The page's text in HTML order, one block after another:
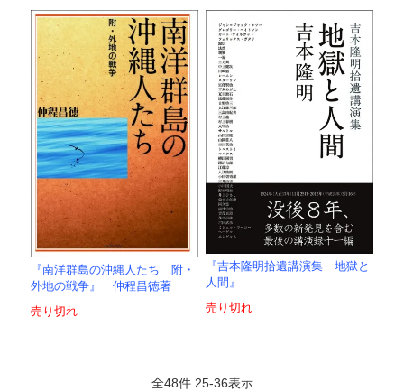
『南洋群島の沖縄人たち 附・
外地の戦争』 仲程昌徳著
売り切れ
『吉本隆明拾遺講演集 地獄と
人間』
売り切れ
全48件 25-36表示